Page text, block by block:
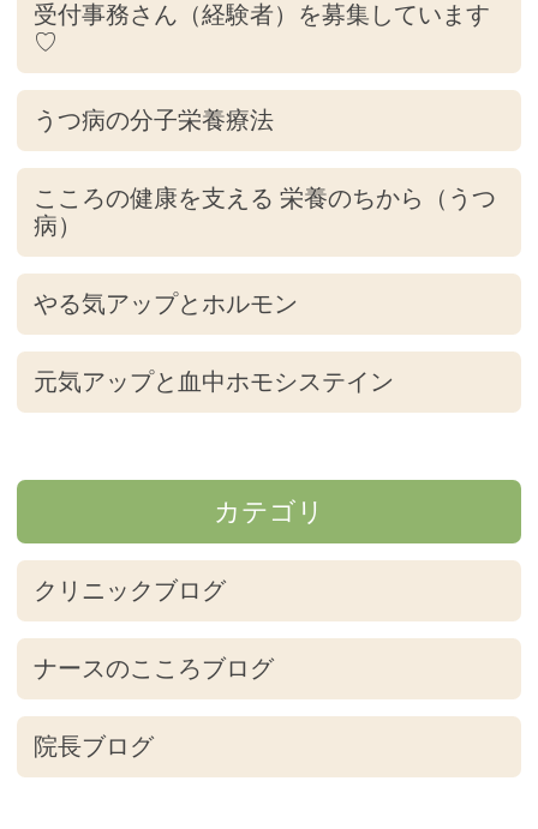
受付事務さん（経験者）を募集しています
♡
うつ病の分子栄養療法
こころの健康を支える 栄養のちから（うつ
病）
やる気アップとホルモン
元気アップと血中ホモシステイン
カテゴリ
クリニックブログ
ナースのこころブログ
院長ブログ